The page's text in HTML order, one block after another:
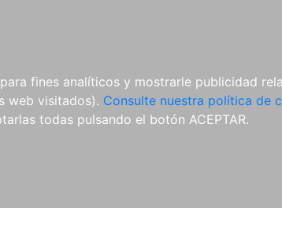
fines analíticos y mostrarle publicidad
web visitados). Consulte nuestra política de
todas pulsando el botón ACEPTAR.